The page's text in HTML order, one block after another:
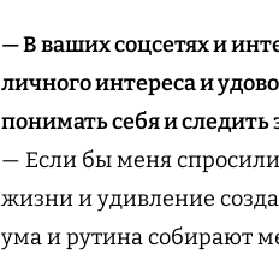
— В ваших соцсетях и
личного интереса и
понимать себя и следить
— Если бы меня спросили
жизни и удивление
ума и рутина собирают